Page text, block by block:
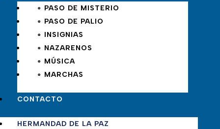
∘ PASO DE MISTERIO
∘ PASO DE PALIO
∘ INSIGNIAS
∘ NAZARENOS
∘ MÚSICA
∘ MARCHAS
CONTACTO
HERMANDAD DE LA PAZ